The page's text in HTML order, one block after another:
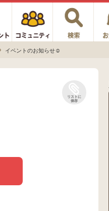
イベントのお知らせ☺️
リストに
保存